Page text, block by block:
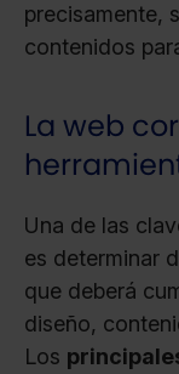
precisamente,
contenidos
La web
Una de las
es determinar
que deberá
diseño,
Los